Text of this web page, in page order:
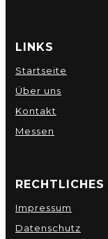
LINKS
Startseite
Über uns
Kontakt
Messen
RECHTLICHES
Impressum
Datenschutz